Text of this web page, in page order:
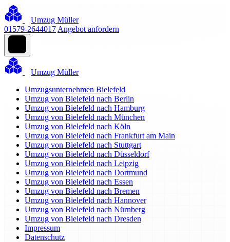
Umzug Müller
01579-2644017 Angebot anfordern
Umzug Müller
Umzugsunternehmen Bielefeld
Umzug von Bielefeld nach Berlin
Umzug von Bielefeld nach Hamburg
Umzug von Bielefeld nach München
Umzug von Bielefeld nach Köln
Umzug von Bielefeld nach Frankfurt am Main
Umzug von Bielefeld nach Stuttgart
Umzug von Bielefeld nach Düsseldorf
Umzug von Bielefeld nach Leipzig
Umzug von Bielefeld nach Dortmund
Umzug von Bielefeld nach Essen
Umzug von Bielefeld nach Bremen
Umzug von Bielefeld nach Hannover
Umzug von Bielefeld nach Nürnberg
Umzug von Bielefeld nach Dresden
Impressum
Datenschutz